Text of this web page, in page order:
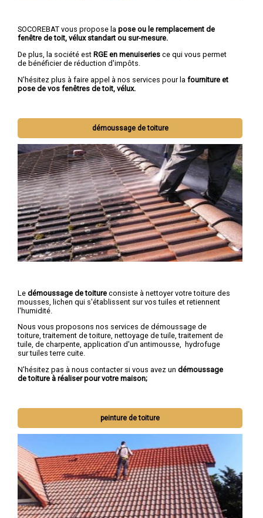
SOCOREBAT vous propose la pose ou le remplacement de
fenêtre de toit, vélux standart ou sur-mesure.
De plus, la société est RGE en menuiseries ce qui vous permet
de bénéficier de réduction d'impôts.
N'hésitez plus à faire appel à nos services pour la fourniture et
pose de vos fenêtres de toit, vélux.
démoussage de toiture
Le démoussage de toiture consiste à nettoyer votre toiture des
mousses, lichen qui s'établissent sur vos tuiles et retiennent
l'humidité.
Nous vous proposons nos services de démoussage de
toiture, traitement de toiture, nettoyage de tuile, traitement de
tuile, de charpente, application d'un antimousse, hydrofuge
sur tuiles terre cuite.
N'hésitez pas à nous contacter si vous avez un démoussage
de toiture à réaliser pour votre maison;
peinture de toiture